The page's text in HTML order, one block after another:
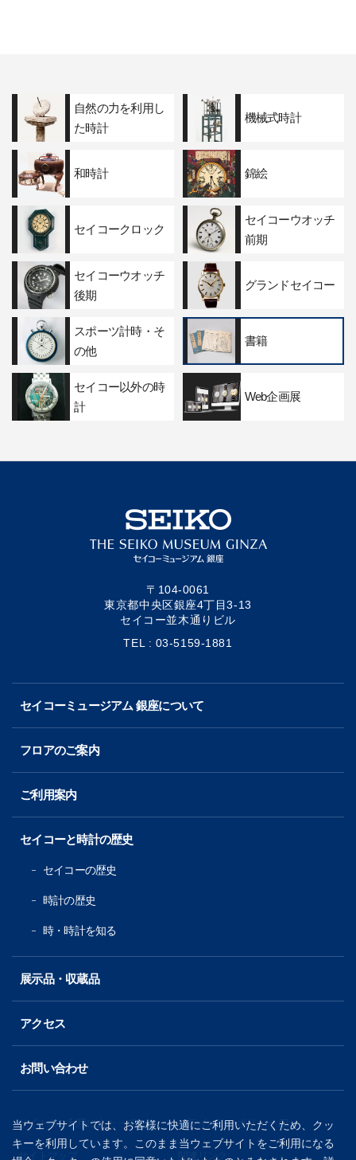
自然の力を利用し
た時計
機械式時計
和時計 錦絵
セイコークロック
セイコーウオッチ
前期
セイコーウオッチ
後期
グランドセイコー
スポーツ計時・そ
の他
書籍
セイコー以外の時
計
Web企画展
〒104-0061
東京都中央区銀座4丁目3-13
セイコー並木通りビル
TEL : 03-5159-1881
セイコーミュージアム 銀座について
フロアのご案内
ご利用案内
セイコーと時計の歴史
セイコーの歴史
時計の歴史
時・時計を知る
展示品・収蔵品
アクセス
お問い合わせ
サイトのご利用にあたって プライバシーポリシー （別窓で開
サイトマップ 関連リンク
当ウェブサイトでは、お客様に快適にご利用いただくため、クッ
キーを利用しています。このまま当ウェブサイトをご利用になる